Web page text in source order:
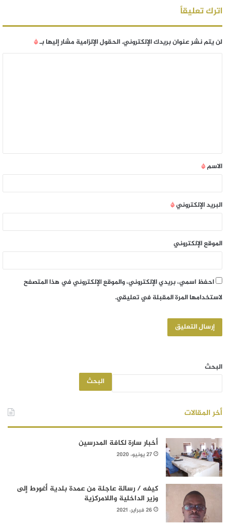
اترك تعليقاً
لن يتم نشر عنوان بريدك الإلكتروني.الحقول الإلزامية مشار إليها بـ*
الاسم*
البريد الإلكتروني*
الموقع الإلكتروني
احفظ اسمي، بريدي الإلكتروني، والموقع الإلكتروني في هذا المتصفح
لاستخدامها المرة المقبلة في تعليقي.
البحث
البحث
أخر المقالات
أخبار سارة لكافة المدرسين
27 يونيو، 2020
كيفه / رسالة عاجلة من عمدة بلدية أغورط إلى
وزير الداخلية واللامركزية
26 فبراير، 2021